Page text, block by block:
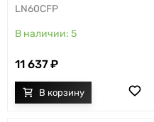
LN60CFP
5
11 637